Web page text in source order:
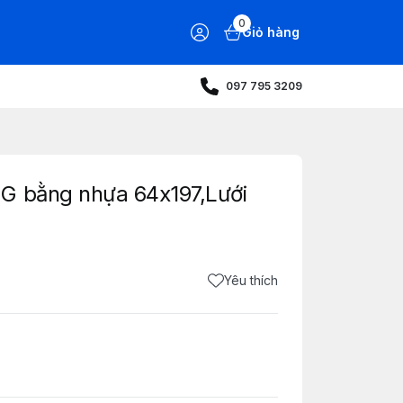
0
Giỏ hàng
097 795 3209
bằng nhựa 64x197,Lưới
Yêu thích